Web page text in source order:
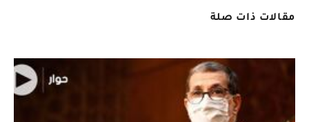
مقالات ذات صلة